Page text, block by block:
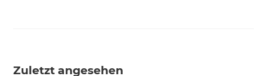
Zuletzt angesehen